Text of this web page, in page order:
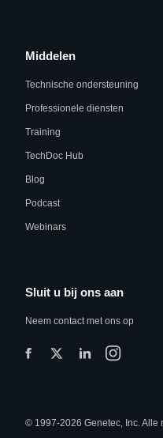
Middelen
Technische ondersteuning
Professionele diensten
Training
TechDoc Hub
Blog
Podcast
Webinars
Sluit u bij ons aan
Neem contact met ons op
© 1997-2026 Genetec, Inc. Alle